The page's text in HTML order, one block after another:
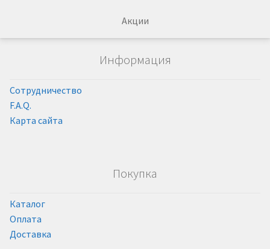
Акции
Информация
Сотрудничество
F.A.Q.
Карта сайта
Покупка
Каталог
Оплата
Доставка